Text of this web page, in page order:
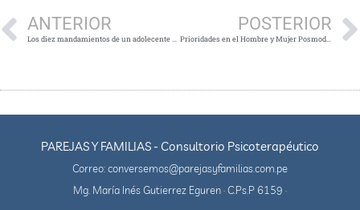
ANTERIOR
Los diez mandamientos de un adolecente a sus padres
POSTERIOR
Prioridades en el Hombre y Mujer Posmodernos
PAREJAS Y FAMILIAS - Consultorio Psicoterapéutico
Correo: conversemos@parejasyfamilias.com.pe
Mg. María Inés Gutierrez Eguren · C.Ps.P 6159 ·